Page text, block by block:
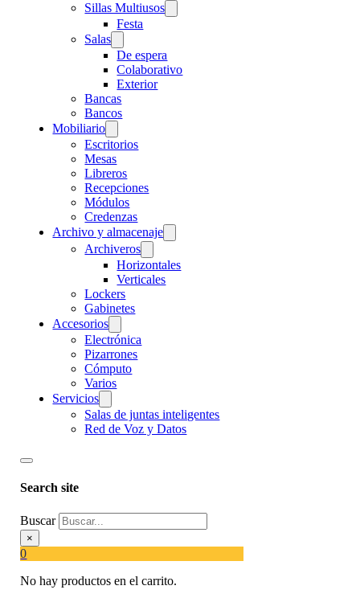
Sillas Multiusos
Festa
Salas
De espera
Colaborativo
Exterior
Bancas
Bancos
Mobiliario
Escritorios
Mesas
Libreros
Recepciones
Módulos
Credenzas
Archivo y almacenaje
Archiveros
Horizontales
Verticales
Lockers
Gabinetes
Accesorios
Electrónica
Pizarrones
Cómputo
Varios
Servicios
Salas de juntas inteligentes
Red de Voz y Datos
Search site
Buscar
×
0
No hay productos en el carrito.